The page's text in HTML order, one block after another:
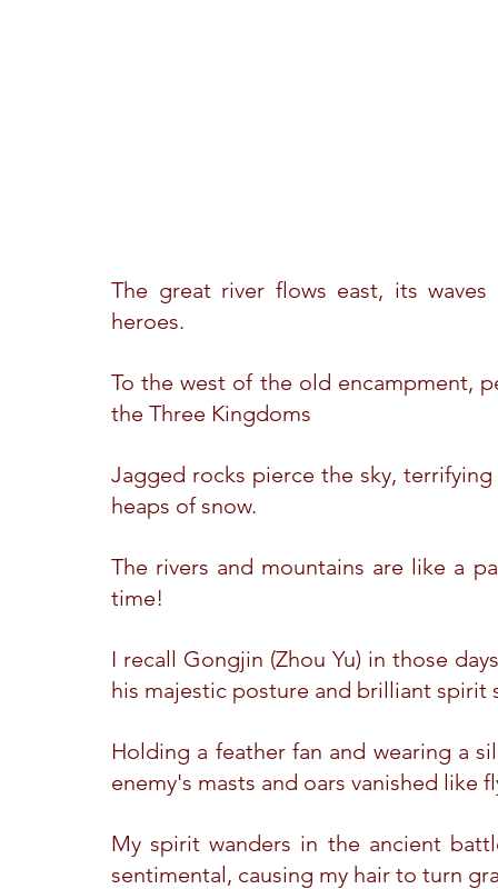
The great river flows east, its
heroes.
To the west of the old encampment,
the Three Kingdoms
Jagged rocks pierce the sky,
heaps of snow.
The rivers and mountains are like a
time!
I recall Gongjin (Zhou Yu) in those
his majestic posture and brilliant spirit
Holding a feather fan and wearing a
enemy's masts and oars vanished like
My spirit wanders in the ancient
sentimental, causing my hair to turn